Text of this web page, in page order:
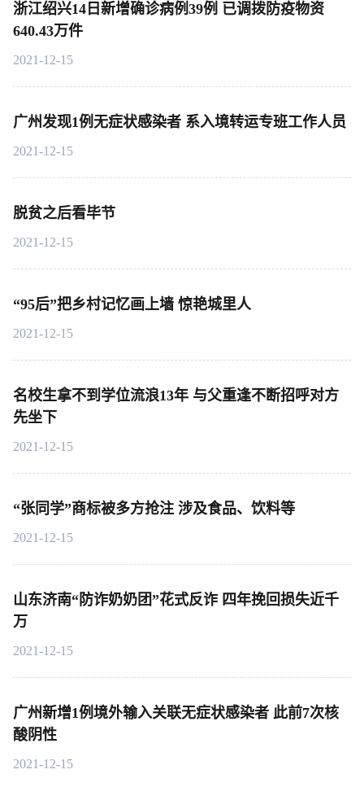
浙江绍兴14日新增确诊病例39例 已调拨防疫物资
640.43万件
2021-12-15
广州发现1例无症状感染者 系入境转运专班工作人员
2021-12-15
脱贫之后看毕节
2021-12-15
“95后”把乡村记忆画上墙 惊艳城里人
2021-12-15
名校生拿不到学位流浪13年 与父重逢不断招呼对方
先坐下
2021-12-15
“张同学”商标被多方抢注 涉及食品、饮料等
2021-12-15
山东济南“防诈奶奶团”花式反诈 四年挽回损失近千
万
2021-12-15
广州新增1例境外输入关联无症状感染者 此前7次核
酸阴性
2021-12-15